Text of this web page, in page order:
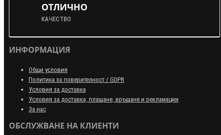
ОТЛИЧНО
КАЧЕСТВО
ИНФОРМАЦИЯ
Общи условия
Политика за поверителност / GDPR
Условия за доставка
Условия за доставка, плащане, връщане и рекламации
За нас
ОБСЛУЖВАНЕ НА КЛИЕНТИ